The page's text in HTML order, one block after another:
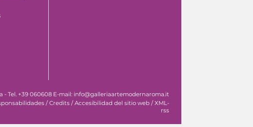
- Tel. +39 060608 E-mail: info@galleriaartemodernaroma.it
/Credits /Accesibilidad del sitio web /XML-
rss